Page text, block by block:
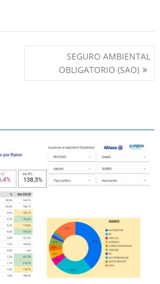
SEGURO AMBIENTAL
OBLIGATORIO (SAO)